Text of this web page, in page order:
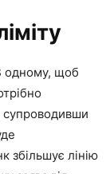
одному, щоб
супроводивши
збільшує лінію